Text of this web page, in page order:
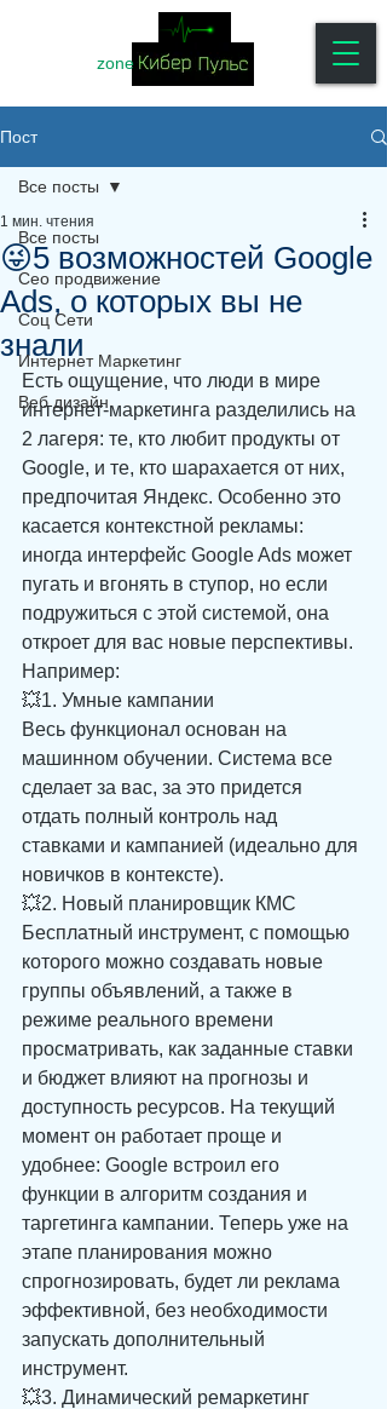
zone
Пост
Все посты
Сео продвижение
Соц Сети
Интернет Маркетинг
Веб дизайн
Все посты
😜5 возможностей Google
Ads, о которых вы не
знали
1 мин. чтения
Есть ощущение, что люди в мире
интернет-маркетинга разделились на
2 лагеря: те, кто любит продукты от
Google, и те, кто шарахается от них,
предпочитая Яндекс. Особенно это
касается контекстной рекламы:
иногда интерфейс Google Ads может
пугать и вгонять в ступор, но если
подружиться с этой системой, она
откроет для вас новые перспективы.
Например:
💥1. Умные кампании
Весь функционал основан на
машинном обучении. Система все
сделает за вас, за это придется
отдать полный контроль над
ставками и кампанией (идеально для
новичков в контексте).
💥2. Новый планировщик КМС
Бесплатный инструмент, с помощью
которого можно создавать новые
группы объявлений, а также в
режиме реального времени
просматривать, как заданные ставки
и бюджет влияют на прогнозы и
доступность ресурсов. На текущий
момент он работает проще и
удобнее: Google встроил его
функции в алгоритм создания и
таргетинга кампании. Теперь уже на
этапе планирования можно
спрогнозировать, будет ли реклама
эффективной, без необходимости
запускать дополнительный
инструмент.
💥3. Динамический ремаркетинг